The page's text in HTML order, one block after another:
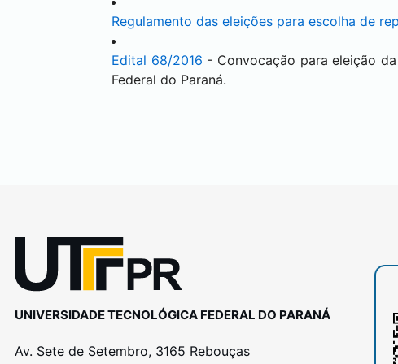
Regulamento das eleições para escolha de
Edital 68/2016 - Convocação para eleição
Federal do Paraná.
UNIVERSIDADE TECNOLÓGICA FEDERAL DO PARANÁ
Av. Sete de Setembro, 3165 Rebouças